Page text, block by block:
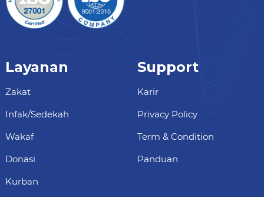
Layanan
Zakat
Infak/Sedekah
Wakaf
Donasi
Kurban
Support
Karir
Privacy Policy
Term & Condition
Panduan